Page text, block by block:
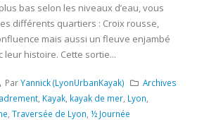
bas selon les niveaux d’eau, vous
différents quartiers : Croix rousse,
mais aussi un fleuve enjambé
histoire. Cette sortie...
ParYannick (LyonUrbanKayak)
Archives
, Kayak, kayak de mer, Lyon,
, Traversée de Lyon, ½ Journée